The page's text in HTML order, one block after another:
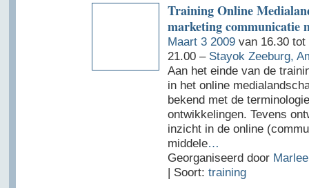
Training Online
marketing communicatie
Maart 3 2009van 16.30 tot
21.00 – Stayok Zeeburg,
Aan het einde van de
in het online
bekend met de
ontwikkelingen. Tevens
inzicht in de online
middele…
Georganiseerd door
| Soort: training